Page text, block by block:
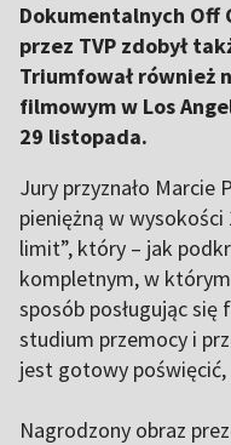
Dokumentalnych Off
przez TVP zdobył
Triumfował również
filmowym w Los
29 listopada.
Jury przyznało Marcie
pieniężną w wysokości
limit”, który – jak
kompletnym, w
sposób posługując
studium przemocy i
jest gotowy poświęcić,
Nagrodzony obraz